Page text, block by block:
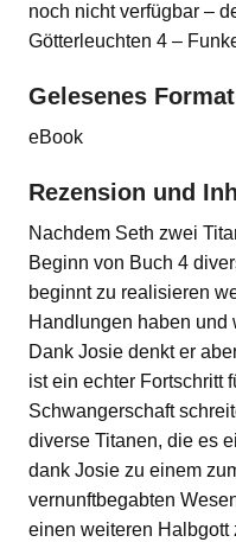
noch nicht verfügbar –
Götterleuchten 4 –
Gelesenes
eBook
Rezension und
Nachdem Seth zwei
Beginn von Buch 4
beginnt zu realisieren
Handlungen haben und
Dank Josie denkt er
ist ein echter Fortschritt
Schwangerschaft
diverse Titanen, die es
dank Josie zu einem
vernunftbegabten
einen weiteren Halbgott